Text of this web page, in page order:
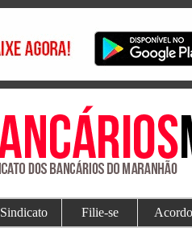
Sindicato Filie-se